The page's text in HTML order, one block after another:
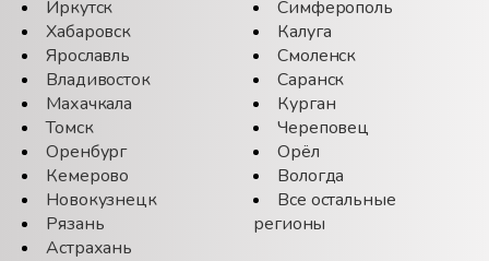
Иркутск
Хабаровск
Ярославль
Владивосток
Махачкала
Томск
Оренбург
Кемерово
Новокузнецк
Рязань
Астрахань
Симферополь
Калуга
Смоленск
Саранск
Курган
Череповец
Орёл
Вологда
Все остальные
регионы